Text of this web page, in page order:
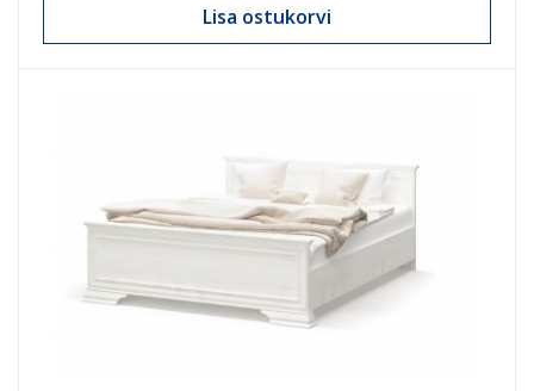
Lisa ostukorvi